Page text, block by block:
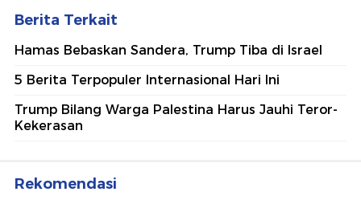
Berita Terkait
Hamas Bebaskan Sandera, Trump Tiba di Israel
5 Berita Terpopuler Internasional Hari Ini
Trump Bilang Warga Palestina Harus Jauhi Teror-
Kekerasan
Rekomendasi